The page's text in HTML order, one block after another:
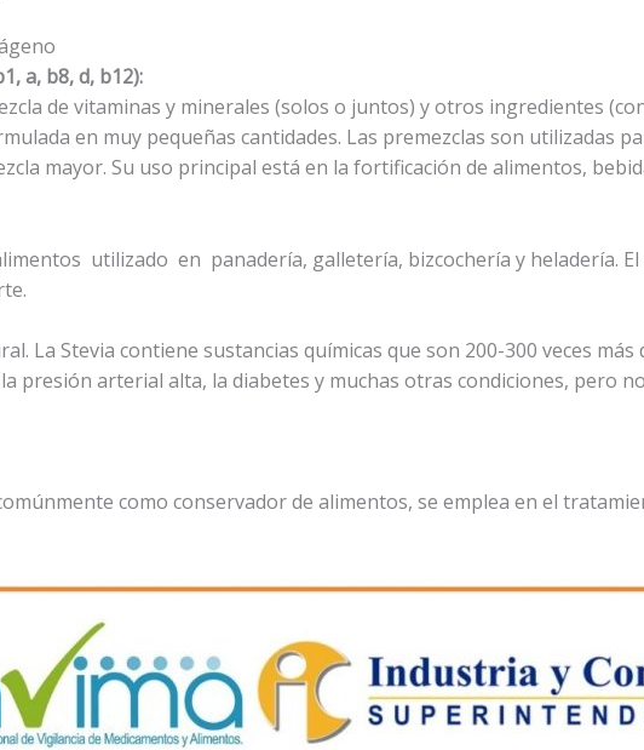
a, b8, d, b12):
de vitaminas y minerales (solos o juntos) y otros ingredientes
en muy pequeñas cantidades. Las premezclas son utilizadas
mayor. Su uso principal está en la fortificación de alimentos,
utilizado en panadería, galletería, bizcochería y heladería. El
La Stevia contiene sustancias químicas que son 200-300 veces más
presión arterial alta, la diabetes y muchas otras condiciones, pero
como conservador de alimentos, se emplea en el